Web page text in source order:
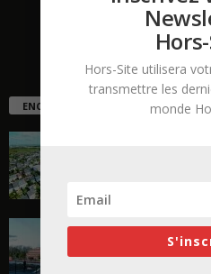
ENCORE PLUS D'ARTICLES
« Transformer
pas regarder
Hors-Site utilisera
transmettre les
monde